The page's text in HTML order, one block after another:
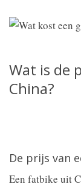
Wat is de
China?
De prijs van
Een fatbike uit